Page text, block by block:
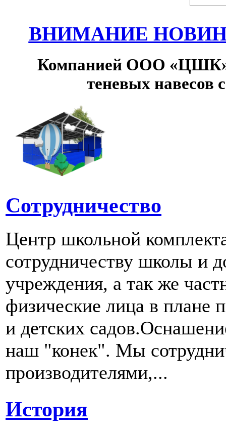
ВНИМАНИЕ
Компанией ООО «ЦШК»
теневых навесов
Сотрудничество
Центр школьной
сотрудничеству школы и
учреждения, а так же
физические лица в плане
и детских
наш "конек". Мы
производителями,...
История